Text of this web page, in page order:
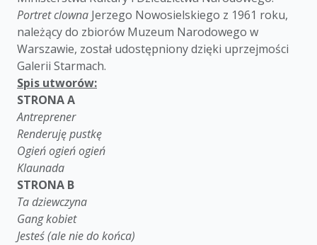
Portret clowna Jerzego Nowosielskiego z 1961 roku,
należący do zbiorów Muzeum Narodowego w
Warszawie, został udostępniony dzięki uprzejmości
Galerii Starmach.
Spis utworów:
STRONA A
Antreprener
Renderuję pustkę
Ogień ogień ogień
Klaunada
STRONA B
Ta dziewczyna
Gang kobiet
Jesteś (ale nie do końca)